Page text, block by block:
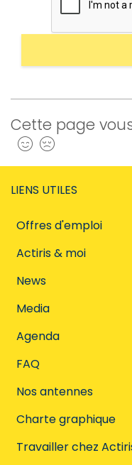
Cette page
Oui
LIENS UTILES
Offres d'emploi
Actiris & moi
News
Media
Agenda
FAQ
Nos antennes
Charte graphique
Travailler chez